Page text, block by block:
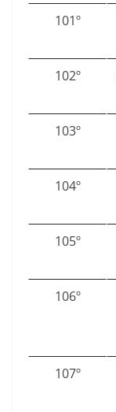
101º
102º
103º
104º
105º
106º
107º